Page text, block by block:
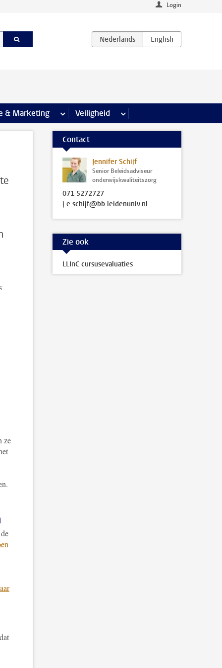
Login
& Marketing meer Communicatie & Marketing pagina’s
Veiligheid meer Veiligheid pagina’s
ze
Contact
Jennifer Schijf
Senior Beleidsadviseur
onderwijskwaliteitszorg
071 5272727
j.e.schijf@bb.leidenuniv.nl
Zie ook
LLInC cursusevaluaties